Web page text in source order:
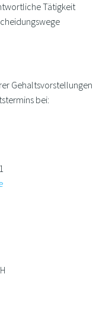
Tätigkeit
Gehaltsvorstellungen
bei: